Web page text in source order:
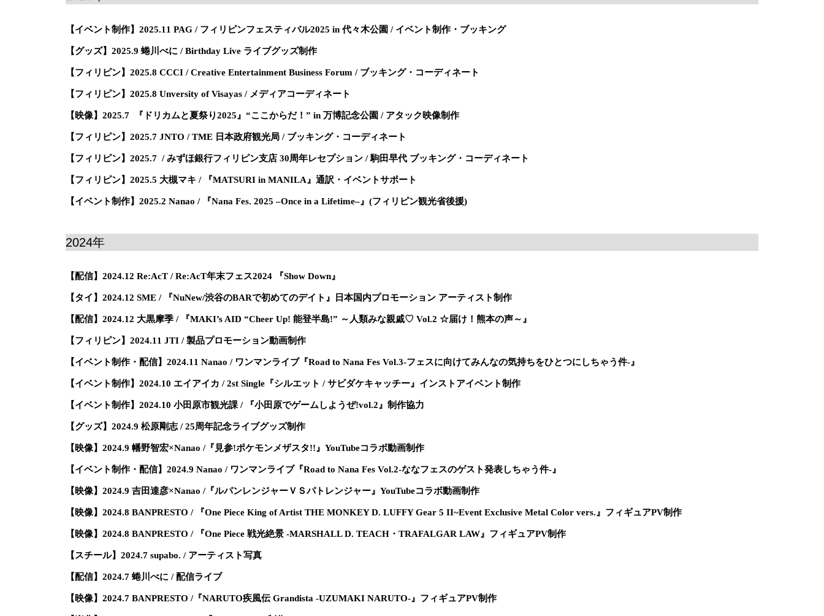
【イベント制作】2025.11 PAG / フィリピンフェスティバル2025 in 代々木公園 / イベント制作・ブッキング
【グッズ】2025.9 蜷川べに / Birthday Live ライブグッズ制作
【フィリピン】2025.8 CCCI / Creative Entertainment Business Forum / ブッキング・コーディネート
【フィリピン】2025.8 Unversity of Visayas / メディアコーディネート
【映像】2025.7 『ドリカムと夏祭り2025』“ここからだ！” in 万博記念公園 / アタック映像制作
【フィリピン】2025.7 JNTO / TME 日本政府観光局 / ブッキング・コーディネート
【フィリピン】2025.7 / みずほ銀行フィリピン支店 30周年レセプション / 駒田早代 ブッキング・コーディネート
【フィリピン】2025.5 大槻マキ / 『MATSURI in MANILA』通訳・イベントサポート
【イベント制作】2025.2 Nanao / 『Nana Fes. 2025 –Once in a Lifetime–』(フィリピン観光省後援)
2024年
【配信】2024.12 Re:AcT / Re:AcT年末フェス2024 『Show Down』
【タイ】2024.12 SME / 『NuNew/渋谷のBARで初めてのデイト』日本国内プロモーション アーティスト制作
【配信】2024.12 大黒摩季 / 『MAKI’s AID “Cheer Up! 能登半島!” ～人類みな親戚♡ Vol.2 ☆届け！熊本の声～』
【フィリピン】2024.11 JTI / 製品プロモーション動画制作
【イベント制作・配信】2024.11 Nanao / ワンマンライブ『Road to Nana Fes Vol.3-フェスに向けてみんなの気持ちをひとつにしちゃう件-』
【イベント制作】2024.10 エイアイカ / 2st Single『シルエット / サビダケキャッチー』インストアイベント制作
【イベント制作】2024.10 小田原市観光課 / 『小田原でゲームしようぜ!vol.2』制作協力
【グッズ】2024.9 松原剛志 / 25周年記念ライブグッズ制作
【映像】2024.9 幡野智宏×Nanao /『見参!ポケモンメザスタ!!』YouTubeコラボ動画制作
【イベント制作・配信】2024.9 Nanao / ワンマンライブ『Road to Nana Fes Vol.2-ななフェスのゲスト発表しちゃう件-』
【映像】2024.9 吉田達彦×Nanao /『ルパンレンジャーＶＳパトレンジャー』YouTubeコラボ動画制作
【映像】2024.8 BANPRESTO / 『One Piece King of Artist THE MONKEY D. LUFFY Gear 5 II~Event Exclusive Metal Color vers.』フィギュアPV制作
【映像】2024.8 BANPRESTO / 『One Piece 戦光絶景 -MARSHALL D. TEACH・TRAFALGAR LAW』フィギュアPV制作
【スチール】2024.7 supabo. / アーティスト写真
【配信】2024.7 蜷川べに / 配信ライブ
【映像】2024.7 BANPRESTO /『NARUTO疾風伝 Grandista -UZUMAKI NARUTO-』フィギュアPV制作